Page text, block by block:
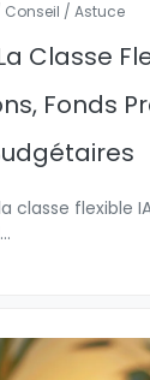
/ Astuce
Classe
Fonds
classe flexible
...